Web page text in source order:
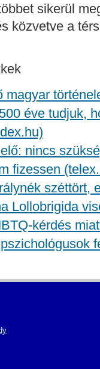
sikerül
közvetve a
magyar
éve tudjuk,
nincs
fizessen
széttört,
Lollobrigida
kérdés